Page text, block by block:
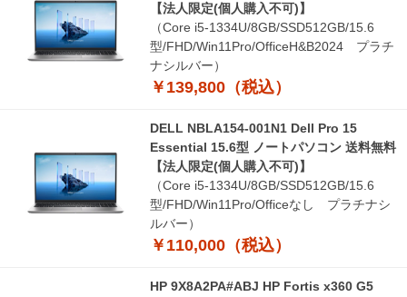
【法人限定(個人購入不可)】
（Core i5-1334U/8GB/SSD512GB/15.6
型/FHD/Win11Pro/OfficeH&B2024 プラチ
ナシルバー）
￥139,800（税込）
DELL NBLA154-001N1 Dell Pro 15
Essential 15.6型 ノートパソコン 送料無料
【法人限定(個人購入不可)】
（Core i5-1334U/8GB/SSD512GB/15.6
型/FHD/Win11Pro/Officeなし プラチナシ
ルバー）
￥110,000（税込）
HP 9X8A2PA#ABJ HP Fortis x360 G5